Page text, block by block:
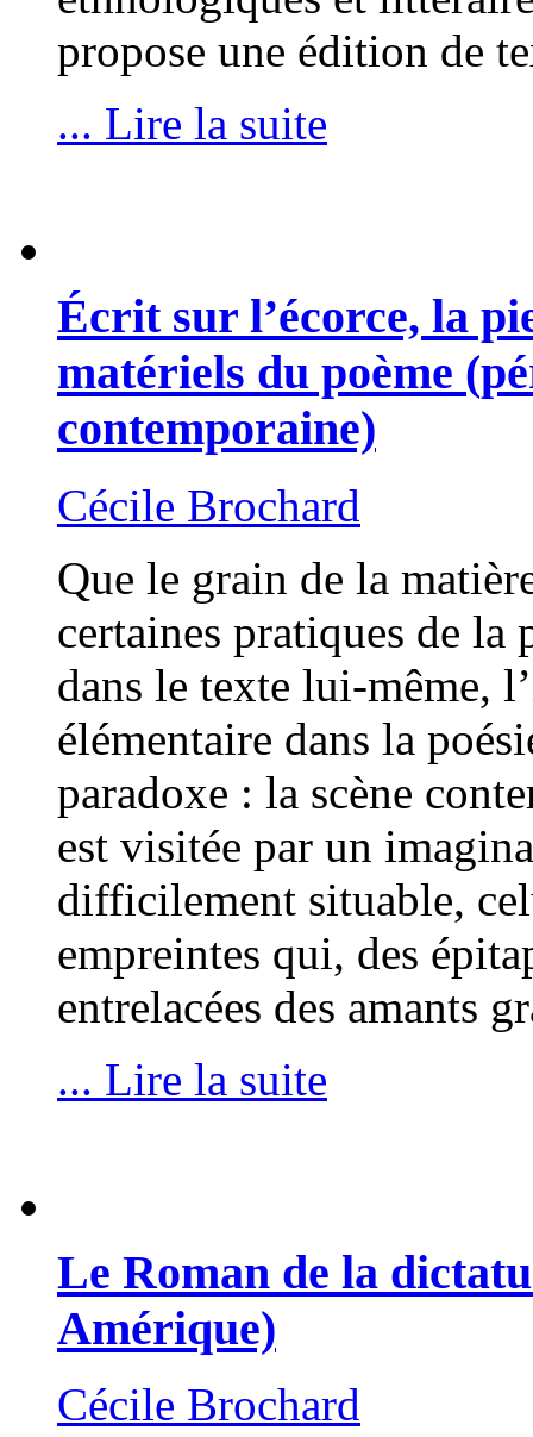
propose une édition de
... Lire la suite
Écrit sur l’écorce, la
matériels du poème
contemporaine)
Cécile Brochard
Que le grain de la
certaines pratiques de
dans le texte lui-même,
élémentaire dans la
paradoxe : la scène
est visitée par un
difficilement situable,
empreintes qui, des
entrelacées des amants
... Lire la suite
Le Roman de la
Amérique)
Cécile Brochard